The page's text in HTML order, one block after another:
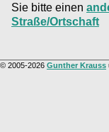
Sie bitte einen
Straße/Ortschaft
© 2005-2026 Gunther Krauss